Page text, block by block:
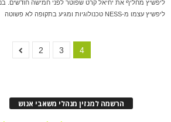
ליפשיץ מחליף את יחיאל קרט שפוטר לפני חמישה חודשים.
ליפשיץ עצמו מ-NESS טכנולוגיות ומגיע בתקופה לא פשוטה
2 3 4
הרשמה למגזין מנהלי משאבי אנוש